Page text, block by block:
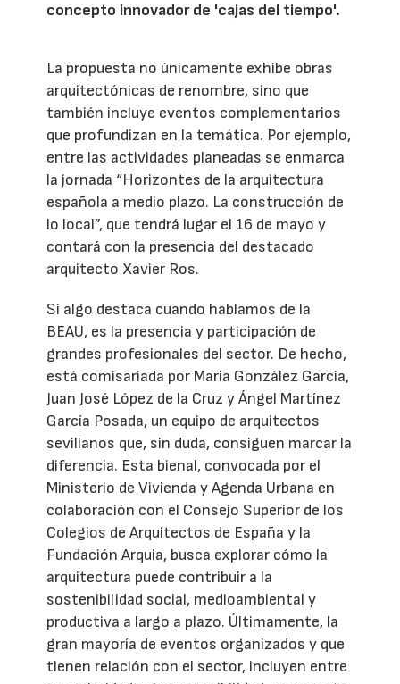
concepto innovador de 'cajas del tiempo'.
La propuesta no únicamente exhibe obras
arquitectónicas de renombre, sino que
también incluye eventos complementarios
que profundizan en la temática. Por ejemplo,
entre las actividades planeadas se enmarca
la jornada “Horizontes de la arquitectura
española a medio plazo. La construcción de
lo local”, que tendrá lugar el 16 de mayo y
contará con la presencia del destacado
arquitecto Xavier Ros.
Si algo destaca cuando hablamos de la
BEAU, es la presencia y participación de
grandes profesionales del sector. De hecho,
está comisariada por María González García,
Juan José López de la Cruz y Ángel Martínez
García Posada, un equipo de arquitectos
sevillanos que, sin duda, consiguen marcar la
diferencia. Esta bienal, convocada por el
Ministerio de Vivienda y Agenda Urbana en
colaboración con el Consejo Superior de los
Colegios de Arquitectos de España y la
Fundación Arquia, busca explorar cómo la
arquitectura puede contribuir a la
sostenibilidad social, medioambiental y
productiva a largo a plazo. Últimamente, la
gran mayoría de eventos organizados y que
tienen relación con el sector, incluyen entre